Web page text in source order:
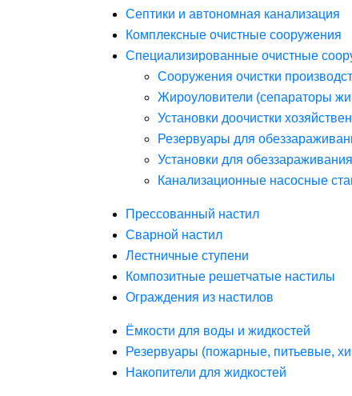
Септики и автономная канализация
Комплексные очистные сооружения
Специализированные очистные
Сооружения очистки
Жироуловители (сепараторы
Установки доочистки
Резервуары для
Установки для
Канализационные насосные
Прессованный настил
Сварной настил
Лестничные ступени
Композитные решетчатые настилы
Ограждения из настилов
Ёмкости для воды и жидкостей
Резервуары (пожарные, питьевые,
Накопители для жидкостей